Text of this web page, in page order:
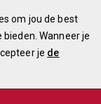
om jou de best
Wanneer je
je de